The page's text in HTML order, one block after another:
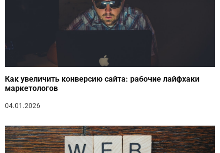
Как увеличить конверсию сайта: рабочие лайфхаки
маркетологов
04.01.2026